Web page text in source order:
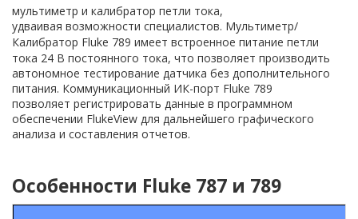
мультиметр и калибратор петли тока,
удваивая возможности специалистов. Мультиметр/
Калибратор Fluke 789 имеет встроенное питание петли
тока 24 В постоянного тока, что позволяет производить
автономное тестирование датчика без дополнительного
питания. Коммуникационный ИК-порт Fluke 789
позволяет регистрировать данные в программном
обеспечении FlukeView для дальнейшего графического
анализа и составления отчетов.
Особенности Fluke 787 и 789